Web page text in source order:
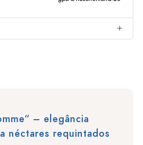
– elegância
néctares requintados